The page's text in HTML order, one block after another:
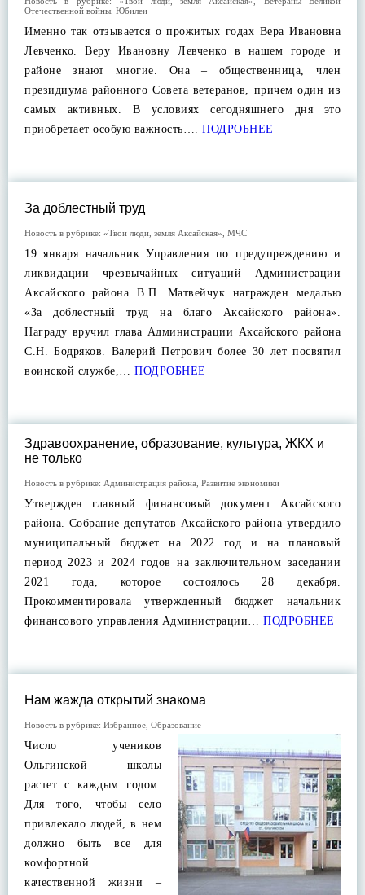
Отечественной войны Юбилеи
Именно так отзывается о прожитых годах Вера Ивановна
Левченко. Веру Ивановну Левченко в нашем городе и
районе знают многие. Она – общественница, член
президиума районного Совета ветеранов, причем один из
самых активных. В условиях сегодняшнего дня это
приобретает особую важность…. ПОДРОБНЕЕ
За доблестный труд
Новость в рубрике: «Твои люди, земля Аксайская» МЧС
19 января начальник Управления по предупреждению и
ликвидации чрезвычайных ситуаций Администрации
Аксайского района В.П. Матвейчук награжден медалью
«За доблестный труд на благо Аксайского района».
Награду вручил глава Администрации Аксайского района
С.Н. Бодряков. Валерий Петрович более 30 лет посвятил
воинской службе,… ПОДРОБНЕЕ
Здравоохранение, образование, культура, ЖКХ и
не только
Новость в рубрике: Администрация района Развитие экономики
Утвержден главный финансовый документ Аксайского
района. Собрание депутатов Аксайского района утвердило
муниципальный бюджет на 2022 год и на плановый
период 2023 и 2024 годов на заключительном заседании
2021 года, которое состоялось 28 декабря.
Прокомментировала утвержденный бюджет начальник
финансового управления Администрации… ПОДРОБНЕЕ
Нам жажда открытий знакома
Новость в рубрике: Избранное Образование
Число учеников
Ольгинской школы
растет с каждым годом.
Для того, чтобы село
привлекало людей, в нем
должно быть все для
комфортной
качественной жизни –